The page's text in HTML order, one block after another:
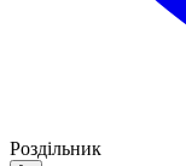
Роздільник